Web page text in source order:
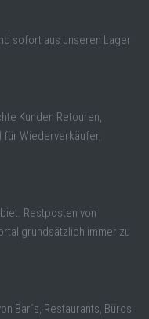
sofort aus unseren Lager
Kunden Retouren,
für Wiederverkäufer,
Restposten von
grundsätzlich immer zu
Bar´s, Restaurants, Büros